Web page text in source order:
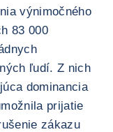
výnimočného
83 000
ľudí. Z nich
dominancia
prijatie
zákazu